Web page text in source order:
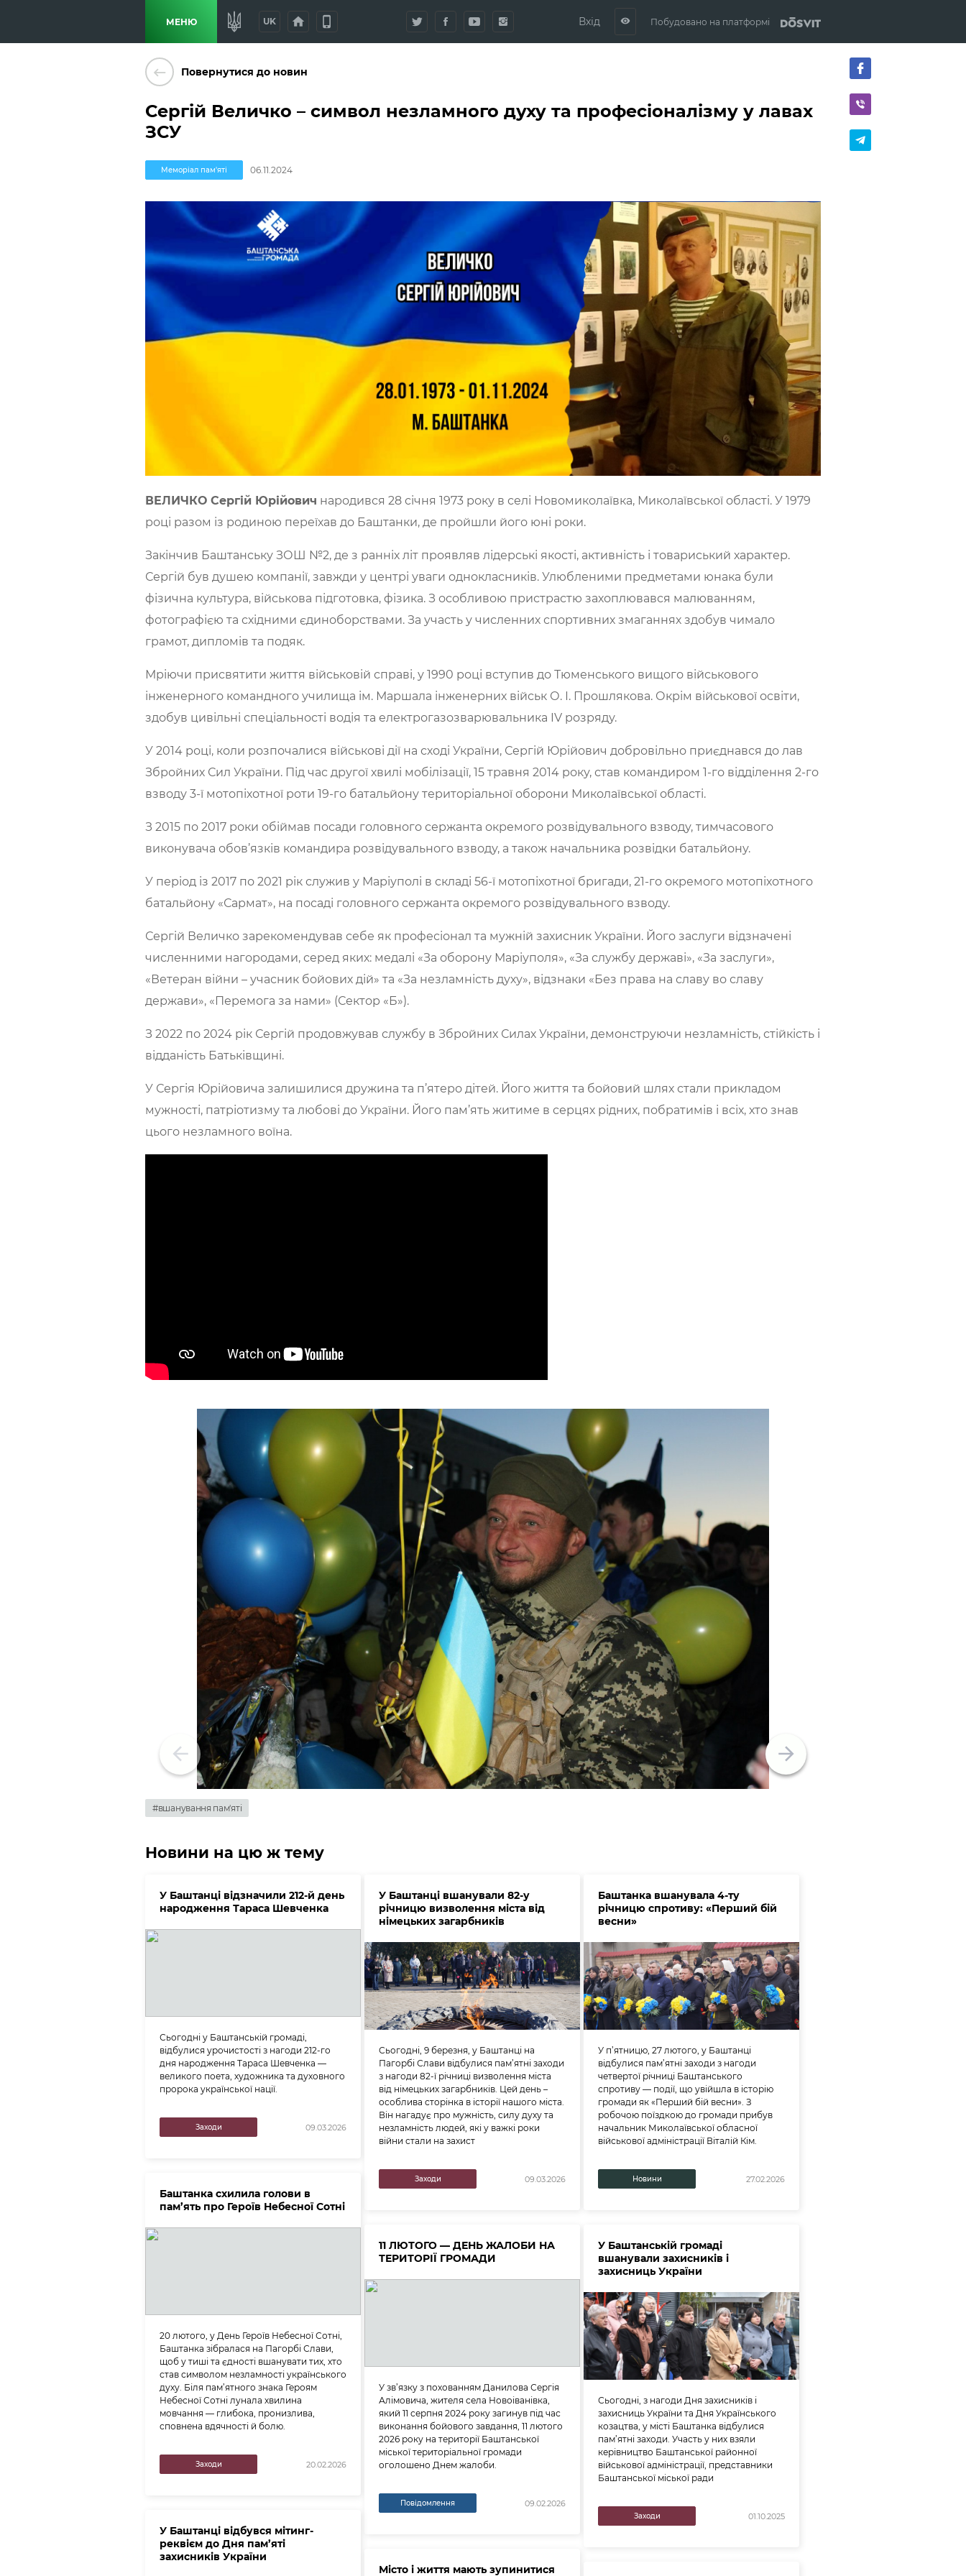
МЕНЮ UK home phone_iphone Вхід visibility Побудовано на платформі
keyboard_backspace Повернутися до новин
Сергій Величко – символ незламного духу та професіоналізму у лавах
ЗСУ
Меморіал пам'яті 06.11.2024
ВЕЛИЧКО Сергій Юрійович народився 28 січня 1973 року в селі Новомиколаївка, Миколаївської області. У 1979
році разом із родиною переїхав до Баштанки, де пройшли його юні роки.
Закінчив Баштанську ЗОШ №2, де з ранніх літ проявляв лідерські якості, активність і товариський характер.
Сергій був душею компанії, завжди у центрі уваги однокласників. Улюбленими предметами юнака були
фізична культура, військова підготовка, фізика. З особливою пристрастю захоплювався малюванням,
фотографією та східними єдиноборствами. За участь у численних спортивних змаганнях здобув чимало
грамот, дипломів та подяк.
Мріючи присвятити життя військовій справі, у 1990 році вступив до Тюменського вищого військового
інженерного командного училища ім. Маршала інженерних військ О. І. Прошлякова. Окрім військової освіти,
здобув цивільні спеціальності водія та електрогазозварювальника IV розряду.
У 2014 році, коли розпочалися військові дії на сході України, Сергій Юрійович добровільно приєднався до лав
Збройних Сил України. Під час другої хвилі мобілізації, 15 травня 2014 року, став командиром 1-го відділення 2-го
взводу 3-ї мотопіхотної роти 19-го батальйону територіальної оборони Миколаївської області.
З 2015 по 2017 роки обіймав посади головного сержанта окремого розвідувального взводу, тимчасового
виконувача обов’язків командира розвідувального взводу, а також начальника розвідки батальйону.
У період із 2017 по 2021 рік служив у Маріуполі в складі 56-ї мотопіхотної бригади, 21-го окремого мотопіхотного
батальйону «Сармат», на посаді головного сержанта окремого розвідувального взводу.
Сергій Величко зарекомендував себе як професіонал та мужній захисник України. Його заслуги відзначені
численними нагородами, серед яких: медалі «За оборону Маріуполя», «За службу державі», «За заслуги»,
«Ветеран війни – учасник бойових дій» та «За незламність духу», відзнаки «Без права на славу во славу
держави», «Перемога за нами» (Сектор «Б»).
З 2022 по 2024 рік Сергій продовжував службу в Збройних Силах України, демонструючи незламність, стійкість і
відданість Батьківщині.
У Сергія Юрійовича залишилися дружина та п’ятеро дітей. Його життя та бойовий шлях стали прикладом
мужності, патріотизму та любові до України. Його пам’ять житиме в серцях рідних, побратимів і всіх, хто знав
цього незламного воїна.
#вшанування пам'яті
Новини на цю ж тему
У Баштанці відзначили 212-й день
народження Тараса Шевченка
Сьогодні у Баштанській громаді,
відбулися урочистості з нагоди 212-го
дня народження Тараса Шевченка —
великого поета, художника та духовного
пророка української нації.
Заходи 09.03.2026
У Баштанці вшанували 82-у
річницю визволення міста від
німецьких загарбників
Сьогодні, 9 березня, у Баштанці на
Пагорбі Слави відбулися пам’ятні заходи
з нагоди 82-ї річниці визволення міста
від німецьких загарбників. Цей день –
особлива сторінка в історії нашого міста.
Він нагадує про мужність, силу духу та
незламність людей, які у важкі роки
війни стали на захист
Заходи 09.03.2026
Баштанка вшанувала 4-ту
річницю спротиву: «Перший бій
весни»
У п’ятницю, 27 лютого, у Баштанці
відбулися пам’ятні заходи з нагоди
четвертої річниці Баштанського
спротиву — події, що увійшла в історію
громади як «Перший бій весни». З
робочою поїздкою до громади прибув
начальник Миколаївської обласної
військової адміністрації Віталій Кім.
Новини 27.02.2026
Баштанка схилила голови в
пам’ять про Героїв Небесної Сотні
20 лютого, у День Героїв Небесної Сотні,
Баштанка зібралася на Пагорбі Слави,
щоб у тиші та єдності вшанувати тих, хто
став символом незламності українського
духу. Біля пам’ятного знака Героям
Небесної Сотні лунала хвилина
мовчання — глибока, пронизлива,
сповнена вдячності й болю.
Заходи 20.02.2026
11 ЛЮТОГО — ДЕНЬ ЖАЛОБИ НА
ТЕРИТОРІЇ ГРОМАДИ
У зв’язку з похованням Данилова Сергія
Алімовича, жителя села Новоіванівка,
який 11 серпня 2024 року загинув під час
виконання бойового завдання, 11 лютого
2026 року на території Баштанської
міської територіальної громади
оголошено Днем жалоби.
Повідомлення 09.02.2026
У Баштанській громаді
вшанували захисників і
захисниць України
Сьогодні, з нагоди Дня захисників і
захисниць України та Дня Українського
козацтва, у місті Баштанка відбулися
пам’ятні заходи. Участь у них взяли
керівництво Баштанської районної
військової адміністрації, представники
Баштанської міської ради
Заходи 01.10.2025
У Баштанці відбувся мітинг-
реквієм до Дня пам’яті
захисників України
Місто і життя мають зупинитися